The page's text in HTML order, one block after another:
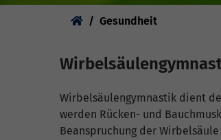
Gesundheit
Wirbelsäulengymnastik dient
werden Rücken- und
Beanspruchung der